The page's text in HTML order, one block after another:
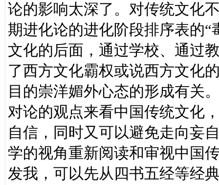
论的影响太深了。对传统文化
期进化论的进化阶段排序表的
文化的后面，通过学校、通过
了西方文化霸权或说西方文化
目的崇洋媚外心态的形成有关
对论的观点来看中国传统文化
自信，同时又可以避免走向妄
学的视角重新阅读和审视中国
发我，可以先从四书五经等经